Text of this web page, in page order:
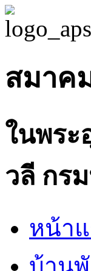
สมาค
ในพระ
วลี กร
หน้า
บ้าน